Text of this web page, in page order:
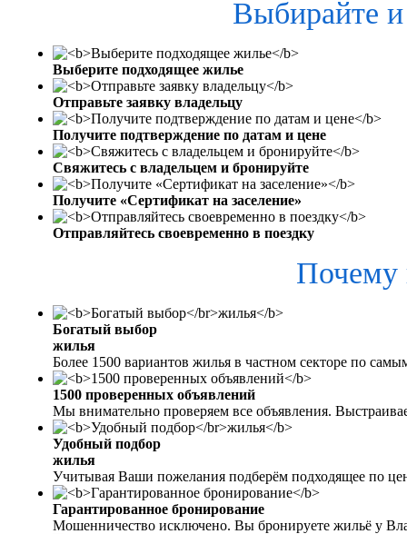
Выбирайте
Выберите подходящее жилье
Отправьте заявку владельцу
Получите подтверждение по датам и цене
Свяжитесь с владельцем и бронируйте
Получите «Сертификат на заселение»
Отправляйтесь своевременно в поездку
Почему
Богатый выбор
жилья
Более 1500 вариантов жилья в частном секторе по
1500 проверенных объявлений
Мы внимательно проверяем все объявления.
Удобный подбор
жилья
Учитывая Ваши пожелания подберём подходящее по
Гарантированное бронирование
Мошенничество исключено. Вы бронируете жильё у